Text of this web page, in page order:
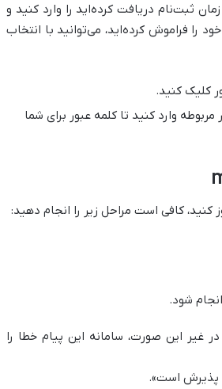
ثبت‌نام دریافت کرده‌اید را وارد کنید و
را فراموش کرده‌اید، می‌توانید با انتخاب
کلیک کنید.
وارد کنید تا کلمه عبور برای شما
کنید، کافی است مراحل زیر را انجام دهید:
شود.
غیر این صورت، سامانه این پیام خطا را
پذیرش است».